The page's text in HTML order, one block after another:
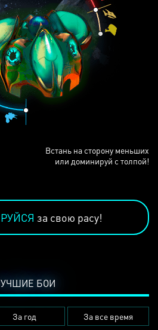
Встань на сторону меньших
или доминируй с толпой!
за свою расу!
БОИ
За год За все время